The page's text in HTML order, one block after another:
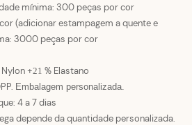
mínima: 300 peças por cor
(adicionar estampagem a quente e
3000 peças por cor
Nylon +21 % Elastano
Embalagem personalizada.
4 a 7 dias
depende da quantidade personalizada.